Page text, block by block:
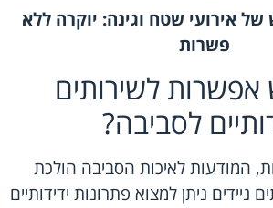
אירועי שטח וגינה: יוקרה ללא
פשרות
לשירותים
לסביבה?
המודעות לאיכות הסביבה הולכת
ניידים ניתן למצוא פתרונות ידידותיים